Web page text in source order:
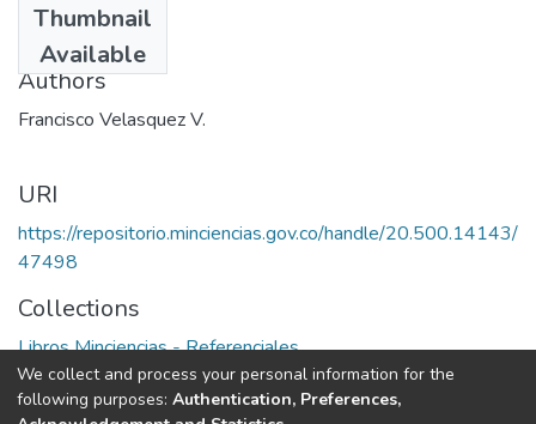
Thumbnail
Available
1985
Authors
Francisco Velasquez V.
URI
https://repositorio.minciencias.gov.co/handle/20.500.14143/
47498
Collections
Libros Minciencias - Referenciales
Full item page
We collect and process your personal information for the
following purposes: Authentication, Preferences,